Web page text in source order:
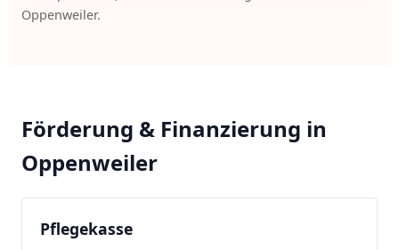
Oppenweiler.
Förderung & Finanzierung in
Oppenweiler
Pflegekasse